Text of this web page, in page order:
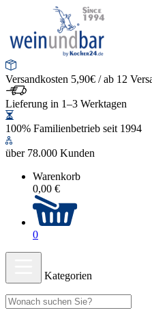
Versandkosten 5,90€ / ab 12
Lieferung in 1–3 Werktagen
100% Familienbetrieb seit 1994
über 78.000 Kunden
Warenkorb
0,00 €
0
Kategorien